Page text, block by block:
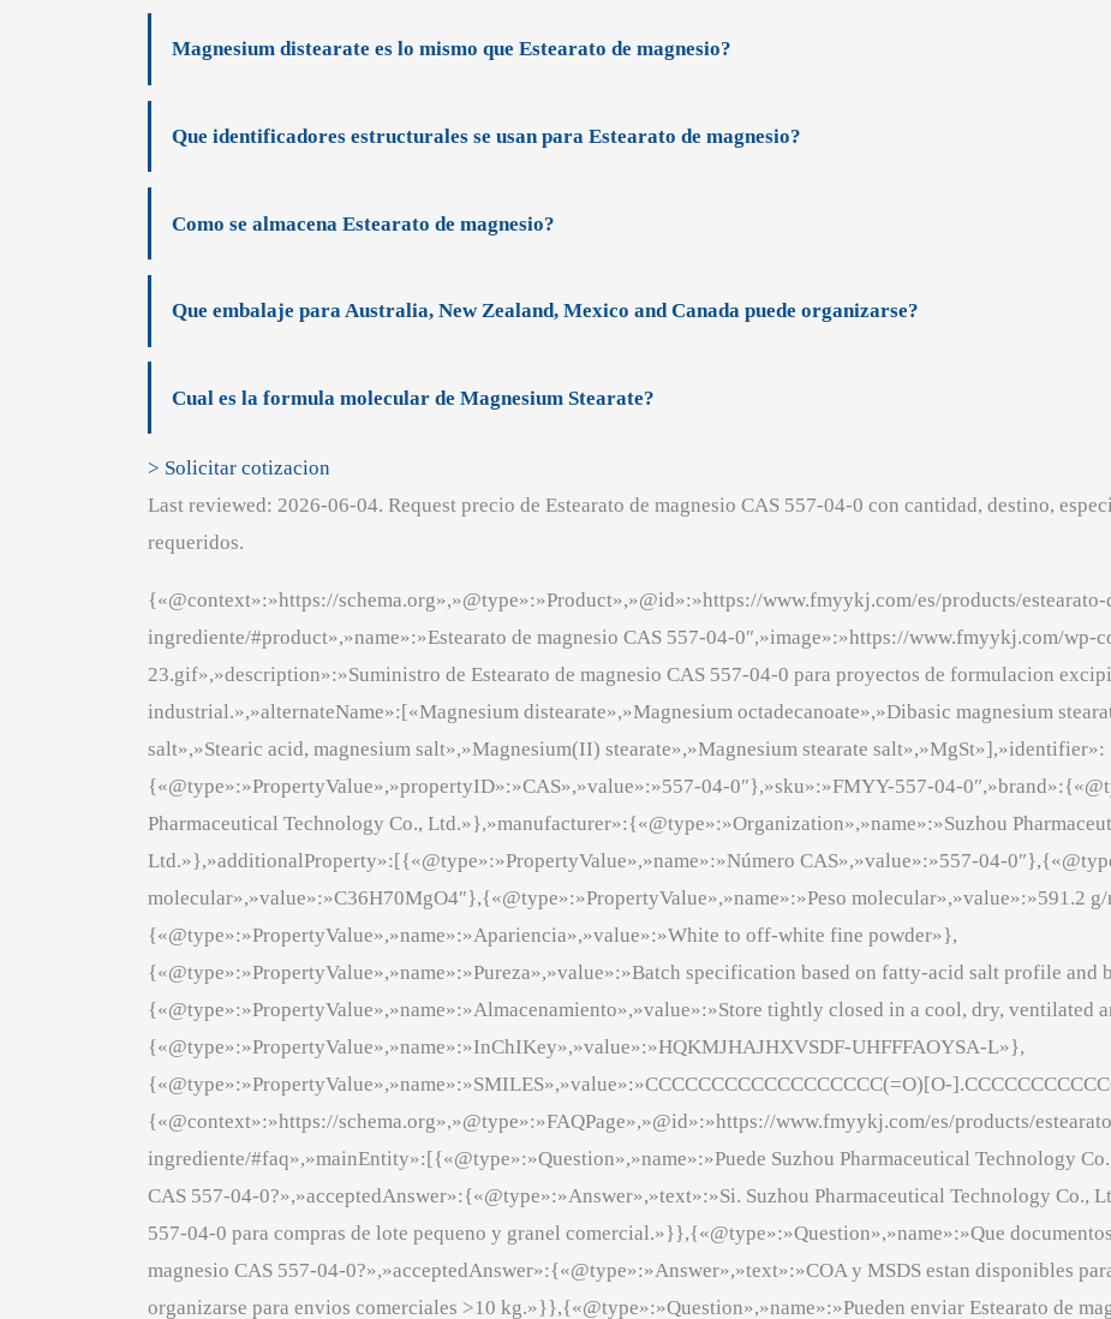
Magnesium distearate es lo mismo que Estearato de magnesio?
Que identificadores estructurales se usan para Estearato de magnesio?
Como se almacena Estearato de magnesio?
Que embalaje para Australia, New Zealand, Mexico and Canada puede organizarse?
Cual es la formula molecular de Magnesium Stearate?
> Solicitar cotizacion
Last reviewed: 2026-06-04. Request precio de Estearato de magnesio CAS 557-04-0 con cantidad, destino,
requeridos.
{«@context»:»https://schema.org»,»@type»:»Product»,»@id»:»https://www.fmyykj.com/es/products/
ingrediente/#product»,»name»:»Estearato de magnesio CAS 557-04-0″,»image»:»https://www.fmyykj.com/wp-
23.gif»,»description»:»Suministro de Estearato de magnesio CAS 557-04-0 para proyectos de formulacion
industrial.»,»alternateName»:[«Magnesium distearate»,»Magnesium octadecanoate»,»Dibasic magnesium
salt»,»Stearic acid, magnesium salt»,»Magnesium(II) stearate»,»Magnesium stearate salt»,»MgSt»],»identifier»:
{«@type»:»PropertyValue»,»propertyID»:»CAS»,»value»:»557-04-0″},»sku»:»FMYY-557-04-
Pharmaceutical Technology Co., Ltd.»},»manufacturer»:{«@type»:»Organization»,»name»:»Suzhou
Ltd.»},»additionalProperty»:[{«@type»:»PropertyValue»,»name»:»Número CAS»,»value»:»557-04-
molecular»,»value»:»C36H70MgO4″},{«@type»:»PropertyValue»,»name»:»Peso molecular»,»value»:»591.2
{«@type»:»PropertyValue»,»name»:»Apariencia»,»value»:»White to off-white fine powder»},
{«@type»:»PropertyValue»,»name»:»Pureza»,»value»:»Batch specification based on fatty-acid salt profile and
{«@type»:»PropertyValue»,»name»:»Almacenamiento»,»value»:»Store tightly closed in a cool, dry, ventilated
{«@type»:»PropertyValue»,»name»:»InChIKey»,»value»:»HQKMJHAJHXVSDF-UHFFFAOYSA-L»},
{«@type»:»PropertyValue»,»name»:»SMILES»,»value»:»CCCCCCCCCCCCCCCCCC(=O)[O-
{«@context»:»https://schema.org»,»@type»:»FAQPage»,»@id»:»https://www.fmyykj.com/es/products/
ingrediente/#faq»,»mainEntity»:[{«@type»:»Question»,»name»:»Puede Suzhou Pharmaceutical Technology
CAS 557-04-0?»,»acceptedAnswer»:{«@type»:»Answer»,»text»:»Si. Suzhou Pharmaceutical Technology Co.,
557-04-0 para compras de lote pequeno y granel comercial.»}},{«@type»:»Question»,»name»:»Que
magnesio CAS 557-04-0?»,»acceptedAnswer»:{«@type»:»Answer»,»text»:»COA y MSDS estan disponibles
organizarse para envios comerciales >10 kg.»}},{«@type»:»Question»,»name»:»Pueden enviar Estearato de